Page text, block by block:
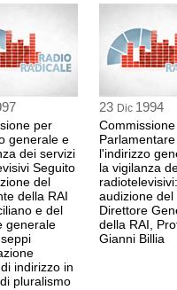
per
generale e
dei servizi
Seguito
del
della RAI
e del
generale
indirizzo in
pluralismo
23 Dic 1994
Commissione
l'indirizzo
la vigilanza
radiotelevisivi:
audizione del
Direttore
della RAI,
Gianni Billia